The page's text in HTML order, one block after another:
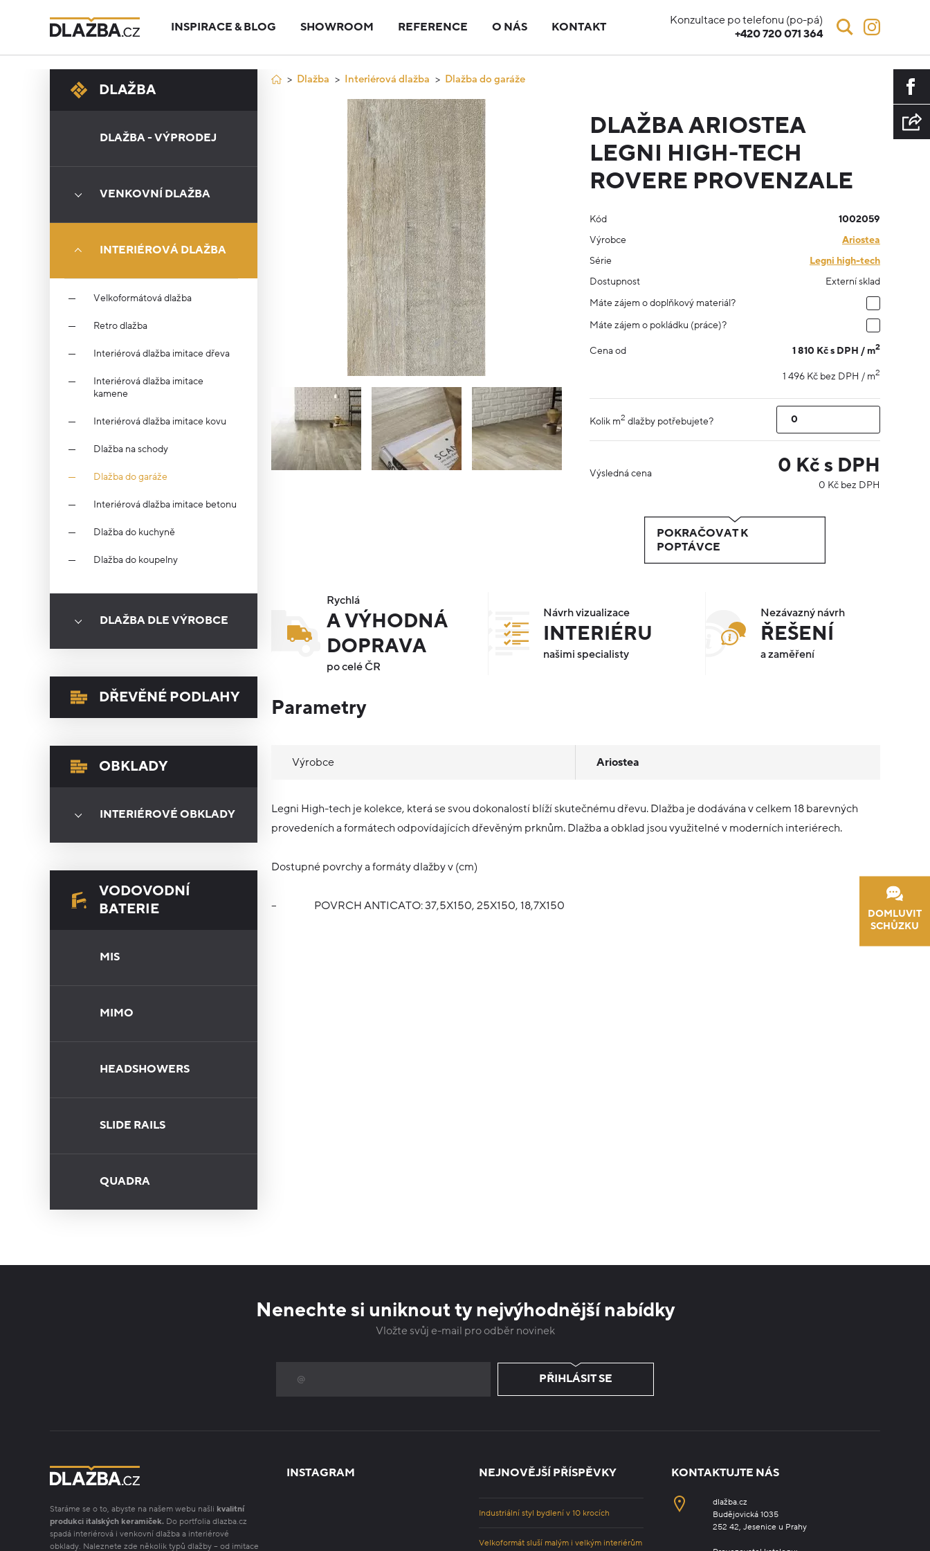
INSPIRACE & BLOG SHOWROOM REFERENCE O NÁS KONTAKT
Konzultace po telefonu (po-pá)
+420 720 071 364
DLAŽBA
DLAŽBA - VÝPRODEJ
VENKOVNÍ DLAŽBA
INTERIÉROVÁ DLAŽBA
Velkoformátová dlažba
Retro dlažba
Interiérová dlažba imitace dřeva
Interiérová dlažba imitace
kamene
Interiérová dlažba imitace kovu
Dlažba na schody
Dlažba do garáže
Interiérová dlažba imitace betonu
Dlažba do kuchyně
Dlažba do koupelny
DLAŽBA DLE VÝROBCE
DŘEVĚNÉ PODLAHY
OBKLADY
INTERIÉROVÉ OBKLADY
VODOVODNÍ
BATERIE
MIS
MIMO
HEADSHOWERS
SLIDE RAILS
QUADRA
Dlažba Interiérová dlažba Dlažba do garáže
DOMLUVIT
SCHŮZKU
DLAŽBA ARIOSTEA
LEGNI HIGH-TECH
ROVERE PROVENZALE
Kód
1002059
Výrobce
Ariostea
Série
Legni high-tech
Dostupnost
Externí sklad
Máte zájem o doplňkový materiál?
Máte zájem o pokládku (práce)?
Cena od
1 810 Kč s DPH / m2
1 496 Kč bez DPH / m2
Kolik m2 dlažby potřebujete?
Výsledná cena 0 Kč s DPH
0 Kč bez DPH
POKRAČOVAT K
POPTÁVCE
Rychlá
A VÝHODNÁ
DOPRAVA
po celé ČR
Návrh vizualizace
INTERIÉRU
našimi specialisty
Nezávazný návrh
ŘEŠENÍ
a zaměření
Parametry
Výrobce Ariostea
Legni High-tech je kolekce, která se svou dokonalostí blíží skutečnému dřevu. Dlažba je dodávána v celkem 18 barevných
provedeních a formátech odpovídajících dřevěným prknům. Dlažba a obklad jsou využitelné v moderních interiérech.
Dostupné povrchy a formáty dlažby v (cm)
– POVRCH ANTICATO: 37,5X150, 25X150, 18,7X150
Nenechte si uniknout ty nejvýhodnější nabídky
Vložte svůj e-mail pro odběr novinek
PŘIHLÁSIT SE
Staráme se o to, abyste na našem webu našli kvalitní
produkci italských keramiček. Do portfolia dlazba.cz
spadá interiérová i venkovní dlažba a interiérové
obklady. Naleznete zde několik typů dlažby – od imitace
INSTAGRAM NEJNOVĚJŠÍ PŘÍSPĚVKY
Industriální styl bydlení v 10 krocích
Velkoformát sluší malým i velkým interiérům
KONTAKTUJTE NÁS
dlažba.cz
Budějovická 1035
252 42, Jesenice u Prahy